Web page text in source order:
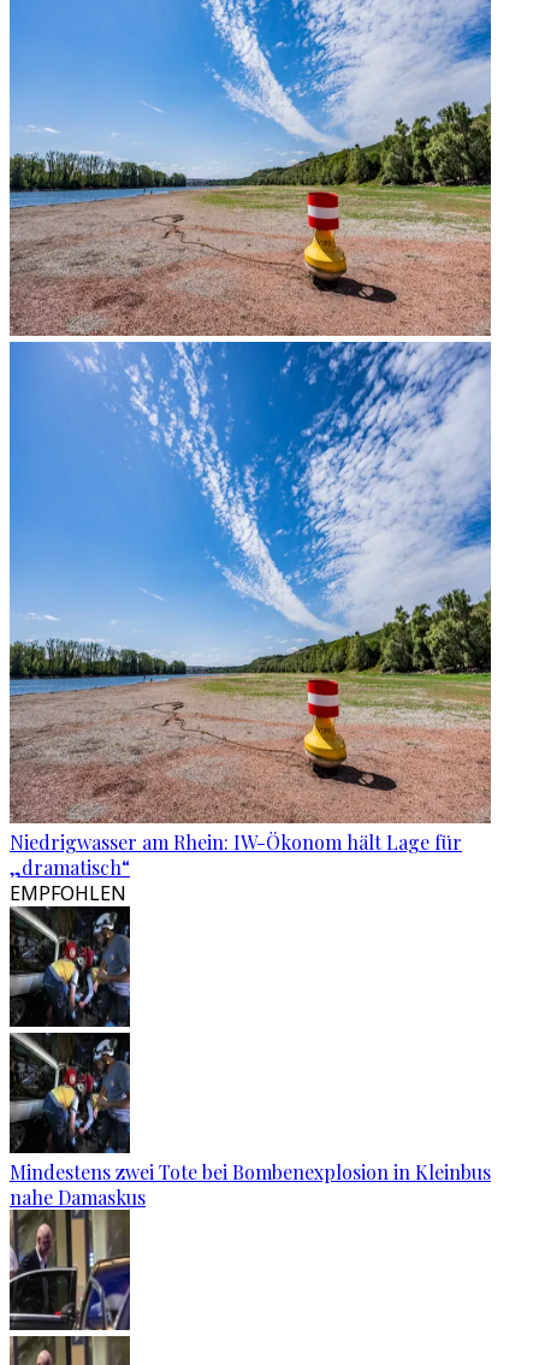
Niedrigwasser am Rhein: IW-Ökonom hält Lage für
„dramatisch“
EMPFOHLEN
Mindestens zwei Tote bei Bombenexplosion in Kleinbus
nahe Damaskus